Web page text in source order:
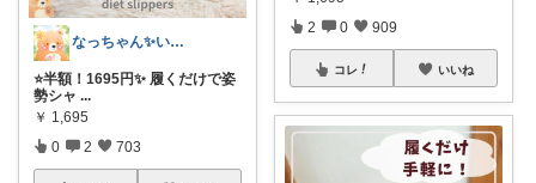
なっちゃん✨いつもありがとう😊✨
⭐️半額！1695円✨ 履くだけで姿
勢シャ ...
￥ 1,695
0 2 703
2 0 909
コレ いいね